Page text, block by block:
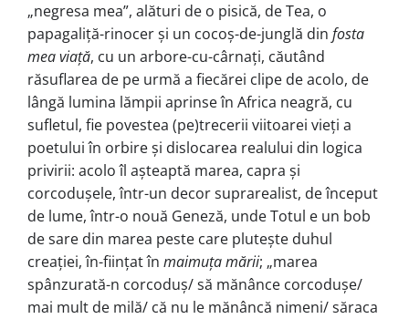
„negresa mea”, alături de o pisică, de Tea, o
papagaliță-rinocer și un cocoș-de-junglă din fosta
mea viață, cu un arbore-cu-cârnați, căutând
răsuflarea de pe urmă a fiecărei clipe de acolo, de
lângă lumina lămpii aprinse în Africa neagră, cu
sufletul, fie povestea (pe)trecerii viitoarei vie­ți a
poetului în orbire și dislocarea realului din logica
privirii: acolo îl așteaptă marea, capra și
corcodușele, într-un decor suprarealist, de început
de lume, într-o nouă Geneză, unde Totul e un bob
de sare din marea peste care plutește duhul
creației, în-ființat în maimuța mării; „marea
spânzurată-n corcoduș/ să mănânce corcodușe/
mai mult de milă/ că nu le mănâncă nimeni/ săraca